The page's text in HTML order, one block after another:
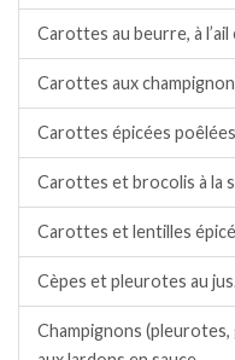
Carottes au beurre, à l’ail
Carottes aux
Carottes épicées
Carottes et brocolis à la
Carottes et lentilles
Cèpes et pleurotes au
Champignons (pleurotes,